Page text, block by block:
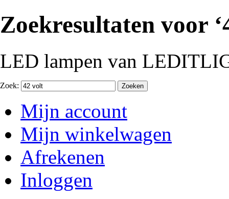
Zoekresultaten voor
LED lampen van
Zoek: Zoeken
Mijn account
Mijn winkelwagen
Afrekenen
Inloggen